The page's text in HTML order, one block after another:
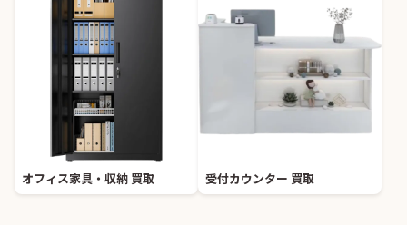
オフィス家具・収納 買取 受付カウンター 買取